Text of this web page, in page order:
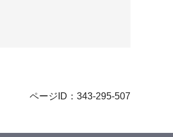
ページID：343-295-507